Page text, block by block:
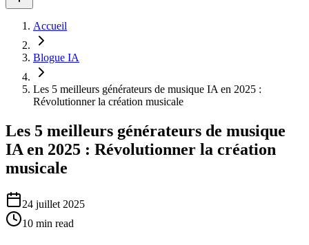
Accueil
Blogue IA
Les 5 meilleurs générateurs de musique IA en 2025 :
Révolutionner la création musicale
Les 5 meilleurs générateurs de musique
IA en 2025 : Révolutionner la création
musicale
24 juillet 2025
10 min read